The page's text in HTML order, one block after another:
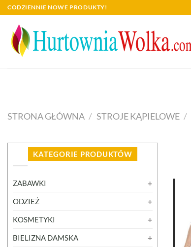
Skip
to
content
CODZIENNIE NOWE PRODUKTY!
STRONA GŁÓWNA / STROJE KĄPIELOWE /
KATEGORIE PRODUKTÓW
ZABAWKI
ODZIEŻ
KOSMETYKI
BIELIZNA DAMSKA